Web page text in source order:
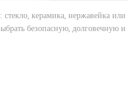
керамика, нержавейка
безопасную, долговечную